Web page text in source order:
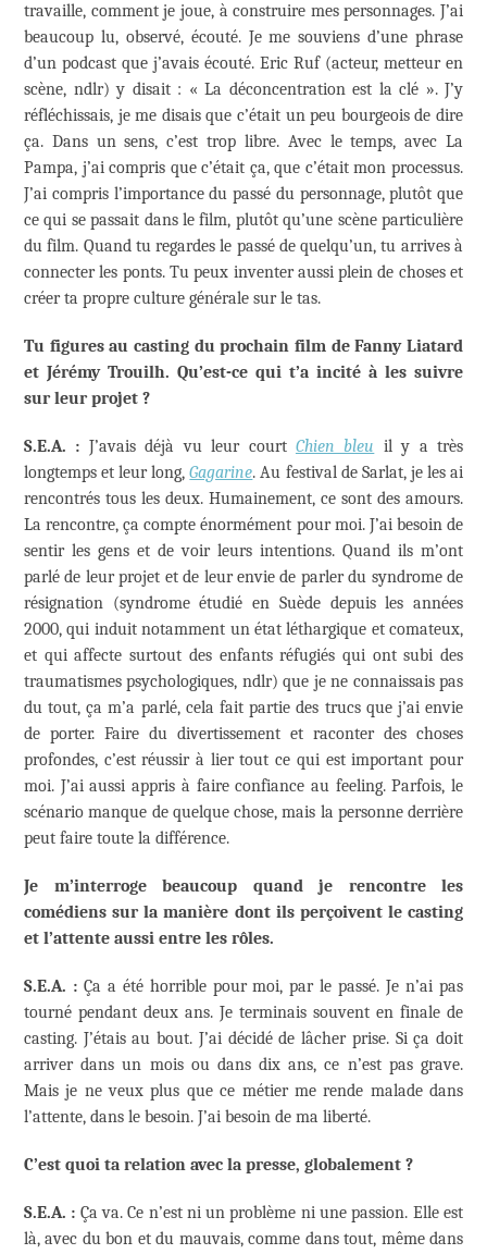
travaille, comment je joue, à construire mes personnages. J’ai
beaucoup lu, observé, écouté. Je me souviens d’une phrase
d’un podcast que j’avais écouté. Eric Ruf (acteur, metteur en
scène, ndlr) y disait : « La déconcentration est la clé ». J’y
réfléchissais, je me disais que c’était un peu bourgeois de dire
ça. Dans un sens, c’est trop libre. Avec le temps, avec La
Pampa, j’ai compris que c’était ça, que c’était mon processus.
J’ai compris l’importance du passé du personnage, plutôt que
ce qui se passait dans le film, plutôt qu’une scène particulière
du film. Quand tu regardes le passé de quelqu’un, tu arrives à
connecter les ponts. Tu peux inventer aussi plein de choses et
créer ta propre culture générale sur le tas.
Tu figures au casting du prochain film de Fanny Liatard
et Jérémy Trouilh. Qu’est-ce qui t’a incité à les suivre
sur leur projet ?
S.E.A. : J’avais déjà vu leur court Chien bleu il y a très
longtemps et leur long,Gagarine. Au festival de Sarlat, je les ai
rencontrés tous les deux. Humainement, ce sont des amours.
La rencontre, ça compte énormément pour moi. J’ai besoin de
sentir les gens et de voir leurs intentions. Quand ils m’ont
parlé de leur projet et de leur envie de parler du syndrome de
résignation (syndrome étudié en Suède depuis les années
2000, qui induit notamment un état léthargique et comateux,
et qui affecte surtout des enfants réfugiés qui ont subi des
traumatismes psychologiques, ndlr) que je ne connaissais pas
du tout, ça m’a parlé, cela fait partie des trucs que j’ai envie
de porter. Faire du divertissement et raconter des choses
profondes, c’est réussir à lier tout ce qui est important pour
moi. J’ai aussi appris à faire confiance au feeling. Parfois, le
scénario manque de quelque chose, mais la personne derrière
peut faire toute la différence.
Je m’interroge beaucoup quand je rencontre les
comédiens sur la manière dont ils perçoivent le casting
et l’attente aussi entre les rôles.
S.E.A. :Ça a été horrible pour moi, par le passé. Je n’ai pas
tourné pendant deux ans. Je terminais souvent en finale de
casting. J’étais au bout. J’ai décidé de lâcher prise. Si ça doit
arriver dans un mois ou dans dix ans, ce n’est pas grave.
Mais je ne veux plus que ce métier me rende malade dans
l’attente, dans le besoin. J’ai besoin de ma liberté.
C’est quoi ta relation avec la presse, globalement ?
S.E.A. : Ça va. Ce n’est ni un problème ni une passion. Elle est
là, avec du bon et du mauvais, comme dans tout, même dans